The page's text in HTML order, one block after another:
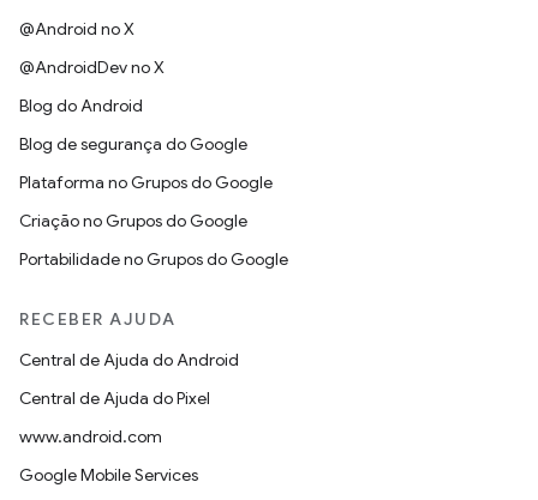
@Android no X
@AndroidDev no X
Blog do Android
Blog de segurança do Google
Plataforma no Grupos do Google
Criação no Grupos do Google
Portabilidade no Grupos do Google
RECEBER AJUDA
Central de Ajuda do Android
Central de Ajuda do Pixel
www.android.com
Google Mobile Services